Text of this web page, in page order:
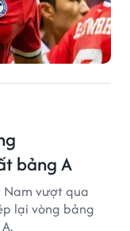
bảng A
Nam vượt qua
lại vòng bảng